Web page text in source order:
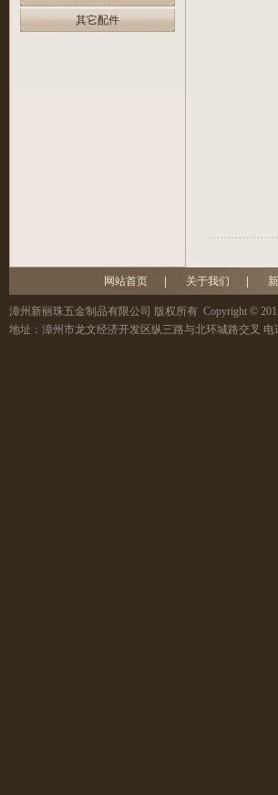
其它配件
网站首页 关于我们
漳州新丽珠五金制品有限公司 版权所有 Copyright ©
地址： 漳州市龙文经济开发区纵三路与北环城路交叉 电